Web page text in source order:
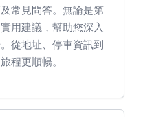
常見問答。無論是第
用建議，幫助您深入
從地址、停車資訊到
程更順暢。